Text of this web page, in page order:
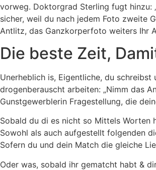
vorweg. Doktorgrad Sterling fugt hinzu:
sicher, weil du nach jedem Foto zweite
Antlitz, das Ganzkorperfoto weiters Ihr
Die beste Zeit,
Unerheblich is, Eigentliche, du
drogenberauscht arbeiten: „Nimm das
Gunstgewerblerin Fragestellung, die
Sobald du di es nicht so Mittels Worten
Sowohl als auch aufgestellt folgenden
Sofern du und dein Match die gleiche
Oder was, sobald ihr gematcht habt &